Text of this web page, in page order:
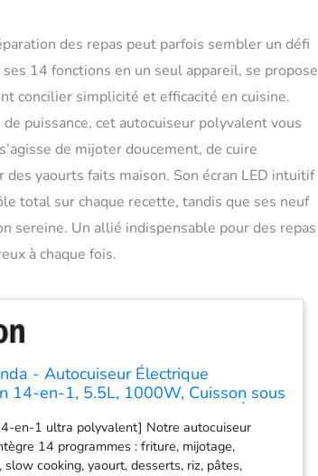
des repas peut parfois sembler un défi
14 fonctions en un seul appareil, se propose
concilier simplicité et efficacité en cuisine.
puissance, cet autocuiseur polyvalent vous
de mijoter doucement, de cuire
yaourts faits maison. Son écran LED intuitif
total sur chaque recette, tandis que ses neuf
sereine. Un allié indispensable pour des repas
à chaque fois.
- Autocuiseur Électrique
14-en-1, 5.5L, 1000W, Cuisson sous
24h, 9 Sécurités,Livré avec
en-1 ultra polyvalent] Notre autocuiseur
14 programmes : friture, mijotage,
slow cooking, yaourt, desserts, riz, pâtes,